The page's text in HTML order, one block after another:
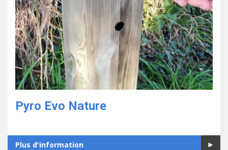
Pyro Evo Nature
Plus d'information